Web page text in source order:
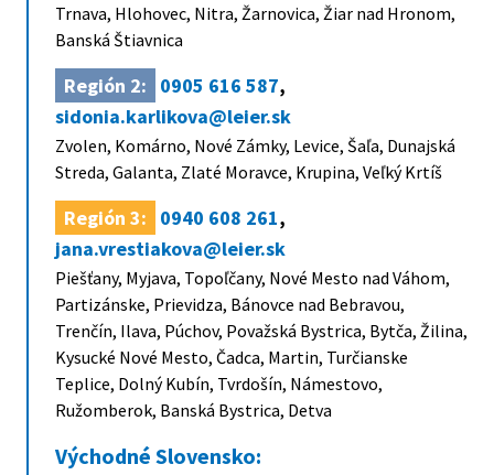
Trnava, Hlohovec, Nitra, Žarnovica, Žiar nad Hronom,
Banská Štiavnica
Región 2: 0905 616 587,
sidonia.karlikova@leier.sk
Zvolen, Komárno, Nové Zámky, Levice, Šaľa, Dunajská
Streda, Galanta, Zlaté Moravce, Krupina, Veľký Krtíš
Región 3: 0940 608 261,
jana.vrestiakova@leier.sk
Piešťany, Myjava, Topoľčany, Nové Mesto nad Váhom,
Partizánske, Prievidza, Bánovce nad Bebravou,
Trenčín, Ilava, Púchov, Považská Bystrica, Bytča, Žilina,
Kysucké Nové Mesto, Čadca, Martin, Turčianske
Teplice, Dolný Kubín, Tvrdošín, Námestovo,
Ružomberok, Banská Bystrica, Detva
Východné Slovensko: